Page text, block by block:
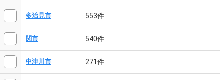
多治見市 553件
関市 540件
中津川市 271件